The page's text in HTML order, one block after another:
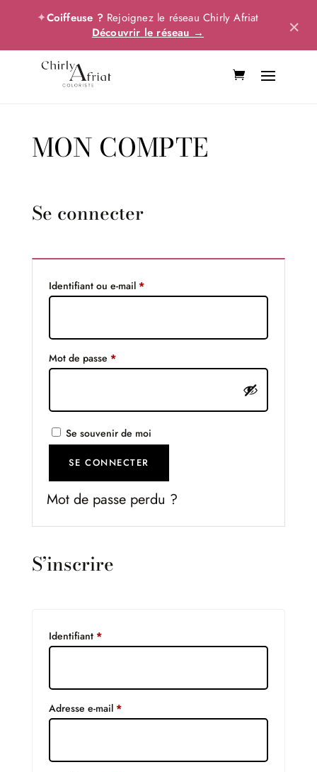
✦Coiffeuse ?Rejoignez le réseau Chirly Afriat
Découvrir le réseau →
×
MON COMPTE
Se connecter
Identifiant ou e-mail *Obligatoire
Mot de passe *Obligatoire
Se souvenir de moi
SE CONNECTER
Mot de passe perdu ?
S’inscrire
Identifiant *Obligatoire
Adresse e-mail *Obligatoire